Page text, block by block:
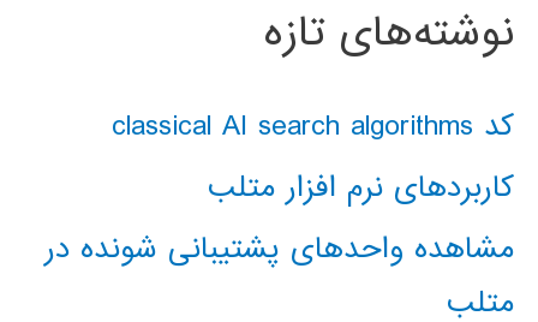
نوشته‌های تازه
کد classical AI search algorithms
کاربردهای نرم افزار متلب
مشاهده واحدهای پشتیبانی شونده در
متلب